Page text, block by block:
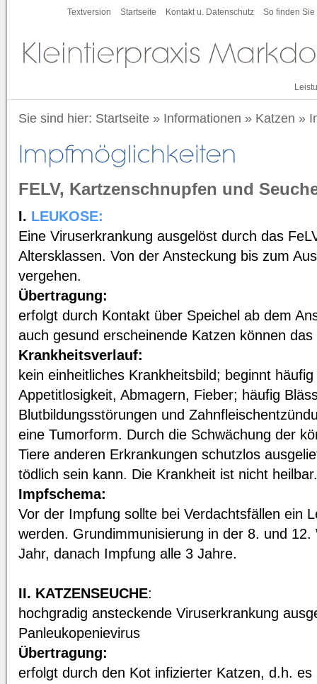
Textversion Startseite Kontakt u. Datenschutz So finden Sie
Sie sind hier: Startseite » Informationen » Katzen »
FELV, Kartzenschnupfen und
I. LEUKOSE:
Eine Viruserkrankung ausgelöst durch das
Altersklassen. Von der Ansteckung bis zum
vergehen.
Übertragung:
erfolgt durch Kontakt über Speichel ab dem
auch gesund erscheinende Katzen können
Krankheitsverlauf:
kein einheitliches Krankheitsbild; beginnt
Appetitlosigkeit, Abmagern, Fieber; häufig
Blutbildungsstörungen und
eine Tumorform. Durch die Schwächung der
Tiere anderen Erkrankungen schutzlos
tödlich sein kann. Die Krankheit ist nicht heilbar.
Impfschema:
Vor der Impfung sollte bei Verdachtsfällen ein
werden. Grundimmunisierung in der 8. und
Jahr, danach Impfung alle 3 Jahre.
II. KATZENSEUCHE:
hochgradig ansteckende Viruserkrankung
Panleukopenievirus
Übertragung:
erfolgt durch den Kot infizierter Katzen, d.h.